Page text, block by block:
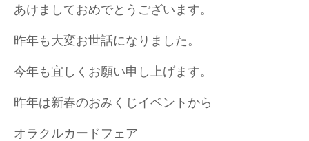
あけましておめでとうございます。
昨年も大変お世話になりました。
今年も宜しくお願い申し上げます。
昨年は新春のおみくじイベントから
オラクルカードフェア